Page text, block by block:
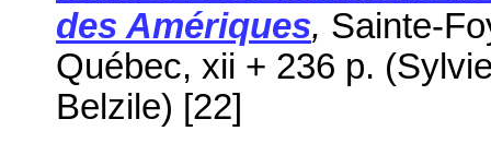
des Amériques, Sainte-
Québec, xii + 236 p.
Belzile) [22]